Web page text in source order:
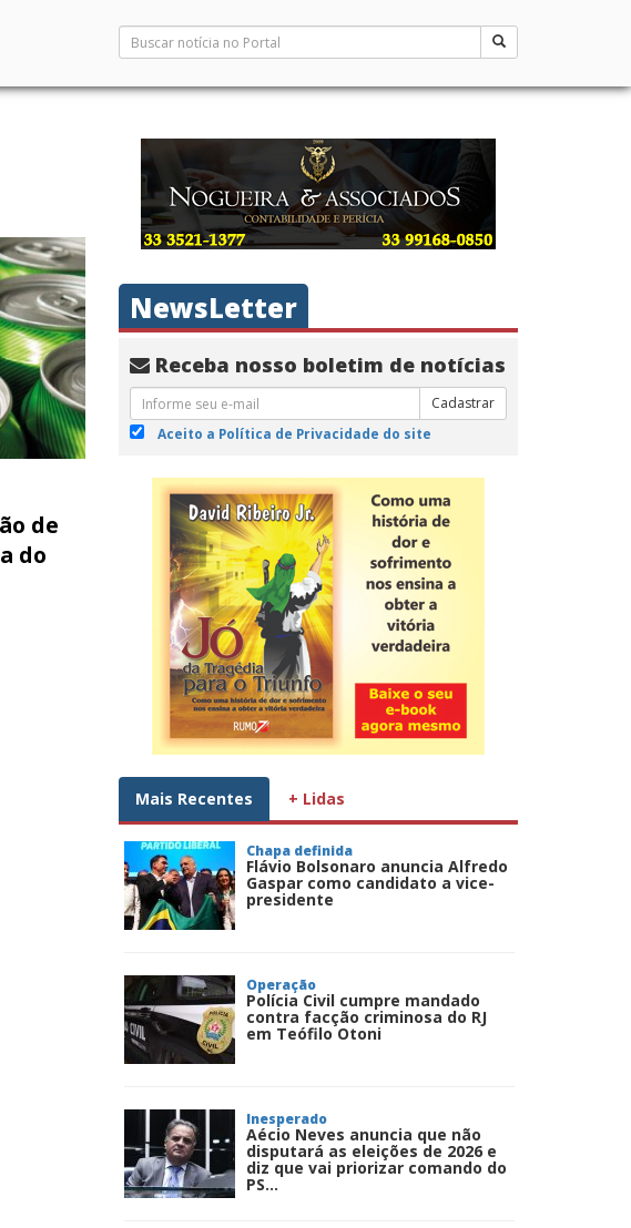
de
do
NewsLetter
Receba nosso boletim de notícias
Cadastrar
Aceito a Política de Privacidade do site
Mais Recentes + Lidas
Chapa definida
Flávio Bolsonaro anuncia Alfredo
Gaspar como candidato a vice-
presidente
Operação
Polícia Civil cumpre mandado
contra facção criminosa do RJ
em Teófilo Otoni
Inesperado
Aécio Neves anuncia que não
disputará as eleições de 2026 e
diz que vai priorizar comando do
PS...